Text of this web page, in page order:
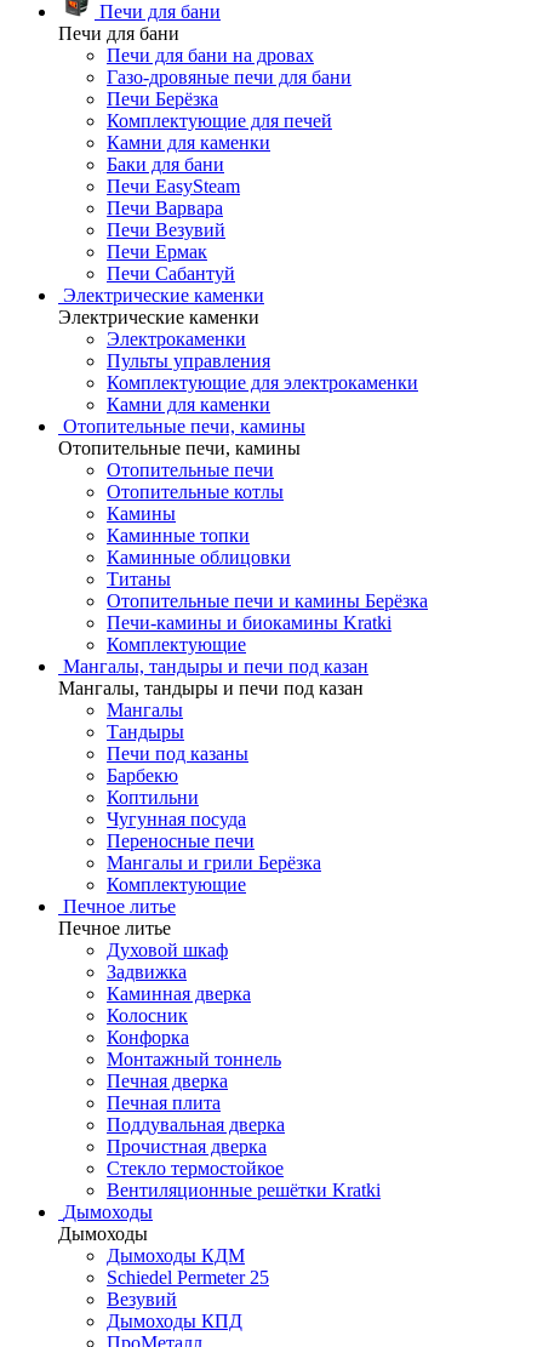
Печи для бани
Печи для бани
Печи для бани на дровах
Газо-дровяные печи для бани
Печи Берёзка
Комплектующие для печей
Камни для каменки
Баки для бани
Печи EasySteam
Печи Варвара
Печи Везувий
Печи Ермак
Печи Сабантуй
Электрические каменки
Электрические каменки
Электрокаменки
Пульты управления
Комплектующие для электрокаменки
Камни для каменки
Отопительные печи, камины
Отопительные печи, камины
Отопительные печи
Отопительные котлы
Камины
Каминные топки
Каминные облицовки
Титаны
Отопительные печи и камины Берёзка
Печи-камины и биокамины Kratki
Комплектующие
Мангалы, тандыры и печи под казан
Мангалы, тандыры и печи под казан
Мангалы
Тандыры
Печи под казаны
Барбекю
Коптильни
Чугунная посуда
Переносные печи
Мангалы и грили Берёзка
Комплектующие
Печное литье
Печное литье
Духовой шкаф
Задвижка
Каминная дверка
Колосник
Конфорка
Монтажный тоннель
Печная дверка
Печная плита
Поддувальная дверка
Прочистная дверка
Стекло термостойкое
Вентиляционные решётки Kratki
Дымоходы
Дымоходы
Дымоходы КДМ
Schiedel Permeter 25
Везувий
Дымоходы КПД
ПроМеталл